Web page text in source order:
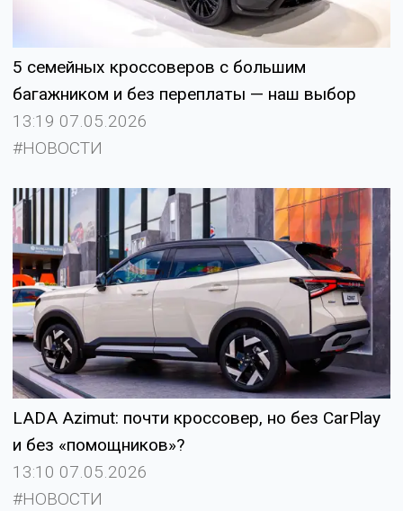
5 семейных кроссоверов с большим
багажником и без переплаты — наш выбор
13:19 07.05.2026
#НОВОСТИ
LADA Azimut: почти кроссовер, но без CarPlay
и без «помощников»?
13:10 07.05.2026
#НОВОСТИ